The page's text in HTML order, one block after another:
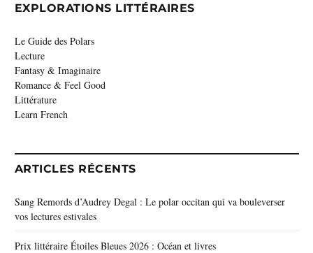
EXPLORATIONS LITTÉRAIRES
Le Guide des Polars
Lecture
Fantasy & Imaginaire
Romance & Feel Good
Littérature
Learn French
ARTICLES RÉCENTS
Sang Remords d’Audrey Degal : Le polar occitan qui va bouleverser
vos lectures estivales
Prix littéraire Étoiles Bleues 2026 : Océan et livres